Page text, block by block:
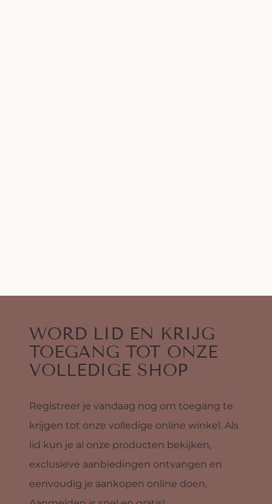
WORD LID EN KRIJG
TOEGANG TOT ONZE
VOLLEDIGE SHOP
Registreer je vandaag nog om toegang te
krijgen tot onze volledige online winkel. Als
lid kun je al onze producten bekijken,
exclusieve aanbiedingen ontvangen en
eenvoudig je aankopen online doen.